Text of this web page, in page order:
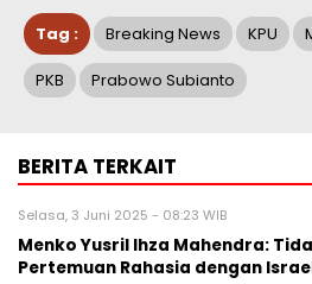
Tag : Breaking News KPU
PKB Prabowo Subianto
BERITA TERKAIT
Selasa, 3 Juni 2025 - 08:23 WIB
Menko Yusril Ihza Mahendra:
Pertemuan Rahasia dengan